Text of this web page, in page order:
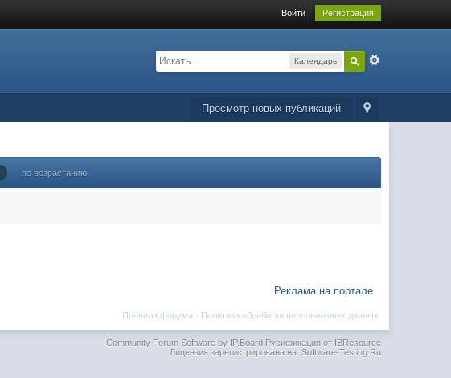
Войти Регистрация
Календарь
Просмотр новых публикаций
по возрастанию
Реклама на портале
Политика обработки персональных данных
Правила форума ·
Community Forum Software by IP.BoardРусификация от IBResource
Лицензия зарегистрирована на: Software-Testing.Ru